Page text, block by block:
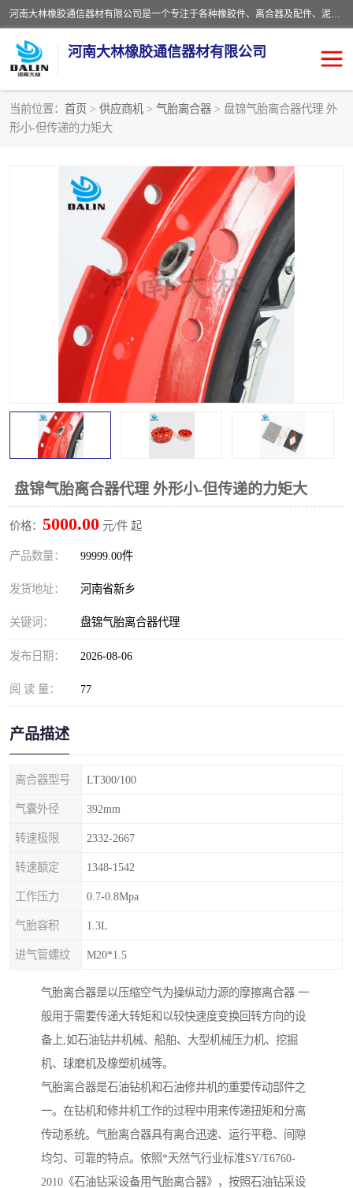
河南大林橡胶通信器材有限公司是一个专注于各种橡胶件、离合器及配件、泥浆泵及配件等产品设计制造和加工的企业。产品应用于矿山、冶金、石油、钢铁、化工、水泥、船舶、造纸、通用机械等各种大功率机械传动或制动装置。
河南大林橡胶通信器材有限公司
当前位置： 首页 > 供应商机 > 气胎离合器 > 盘锦气胎离合器代理 外
形小-但传递的力矩大
盘锦气胎离合器代理 外形小-但传递的力矩大
价格： 5000.00 元/件 起
产品数量： 99999.00件
发货地址： 河南省新乡
关键词： 盘锦气胎离合器代理
发布日期： 2026-08-06
阅 读 量： 77
产品描述
离合器型号 LT300/100
气囊外径 392mm
转速极限 2332-2667
转速额定 1348-1542
工作压力 0.7-0.8Mpa
气胎容积 1.3L
进气管螺纹 M20*1.5
气胎离合器是以压缩空气为操纵动力源的摩擦离合器.一
般用于需要传递大转矩和以较快速度变换回转方向的设
备上,如石油钻井机械、船舶、大型机械压力机、挖掘
机、球磨机及橡塑机械等。
气胎离合器是石油钻机和石油修井机的重要传动部件之
一。在钻机和修井机工作的过程中用来传递扭矩和分离
传动系统。气胎离合器具有离合迅速、运行平稳、间隙
均匀、可靠的特点。依照*天然气行业标准SY/T6760-
2010《石油钻采设备用气胎离合器》，按照石油钻采设
推盘离合器
VC离合器 矿山离合器
PO隔膜离合器 气胎离合器
泥浆泵空气包胶囊 气动元件
DY隔膜式离合器 CB离合器
KB离合器 实芯轮胎
联轴器
橡胶件 液力端配件